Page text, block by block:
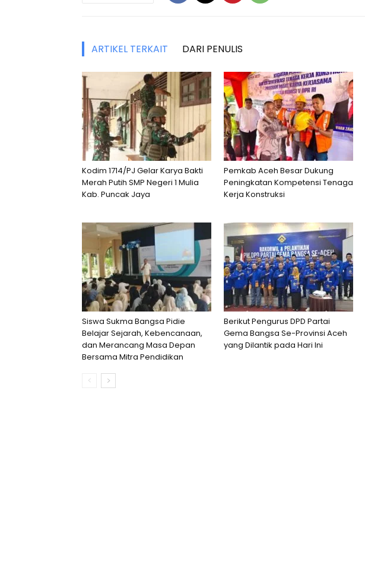
ARTIKEL TERKAIT DARI PENULIS
Kodim 1714/PJ Gelar Karya Bakti
Merah Putih SMP Negeri 1 Mulia
Kab. Puncak Jaya
Pemkab Aceh Besar Dukung
Peningkatan Kompetensi Tenaga
Kerja Konstruksi
Siswa Sukma Bangsa Pidie
Belajar Sejarah, Kebencanaan,
dan Merancang Masa Depan
Bersama Mitra Pendidikan
Berikut Pengurus DPD Partai
Gema Bangsa Se-Provinsi Aceh
yang Dilantik pada Hari Ini